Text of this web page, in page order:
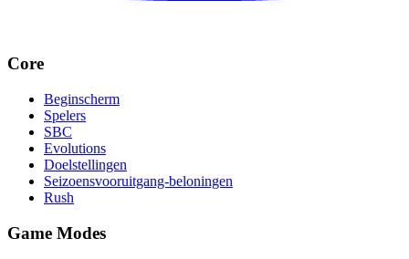
Core
Beginscherm
Spelers
SBC
Evolutions
Doelstellingen
Seizoensvooruitgang-beloningen
Rush
Game Modes